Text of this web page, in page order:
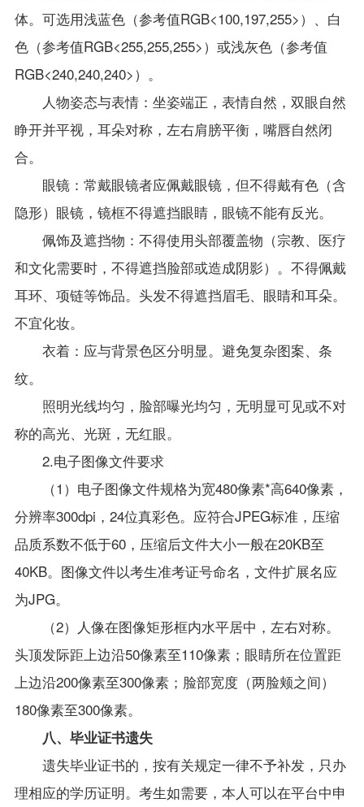
体。可选用浅蓝色（参考值RGB<100,197,255>）、白
色（参考值RGB<255,255,255>）或浅灰色（参考值
RGB<240,240,240>）。
人物姿态与表情：坐姿端正，表情自然，双眼自然
睁开并平视，耳朵对称，左右肩膀平衡，嘴唇自然闭
合。
眼镜：常戴眼镜者应佩戴眼镜，但不得戴有色（含
隐形）眼镜，镜框不得遮挡眼睛，眼镜不能有反光。
佩饰及遮挡物：不得使用头部覆盖物（宗教、医疗
和文化需要时，不得遮挡脸部或造成阴影）。不得佩戴
耳环、项链等饰品。头发不得遮挡眉毛、眼睛和耳朵。
不宜化妆。
衣着：应与背景色区分明显。避免复杂图案、条
纹。
照明光线均匀，脸部曝光均匀，无明显可见或不对
称的高光、光斑，无红眼。
2.电子图像文件要求
（1 ）电子图像文件规格为宽480像素*高640像素，
分辨率300dpi ， 24位真彩色。应符合JPEG标准，压缩
品质系数不低于60，压缩后文件大小一般在20KB至
40KB。图像文件以考生准考证号命名，文件扩展名应
为JPG。
（2）人像在图像矩形框内水平居中，左右对称。
头顶发际距上边沿50像素至110像素；眼睛所在位置距
上边沿200像素至300像素；脸部宽度（两脸颊之间）
180像素至300像素。
八、毕业证书遗失
遗失毕业证书的，按有关规定一律不予补发，只办
理相应的学历证明。考生如需要，本人可以在平台中申